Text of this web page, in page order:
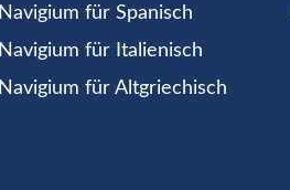
Navigium für Spanisch
Navigium für Italienisch
Navigium für Altgriechisch